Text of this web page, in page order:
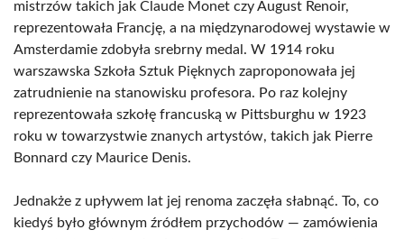
mistrzów takich jak Claude Monet czy August Renoir,
reprezentowała Francję, a na międzynarodowej wystawie w
Amsterdamie zdobyła srebrny medal. W 1914 roku
warszawska Szkoła Sztuk Pięknych zaproponowała jej
zatrudnienie na stanowisku profesora. Po raz kolejny
reprezentowała szkołę francuską w Pittsburghu w 1923
roku w towarzystwie znanych artystów, takich jak Pierre
Bonnard czy Maurice Denis.
Jednakże z upływem lat jej renoma zaczęła słabnąć. To, co
kiedyś było głównym źródłem przychodów — zamówienia